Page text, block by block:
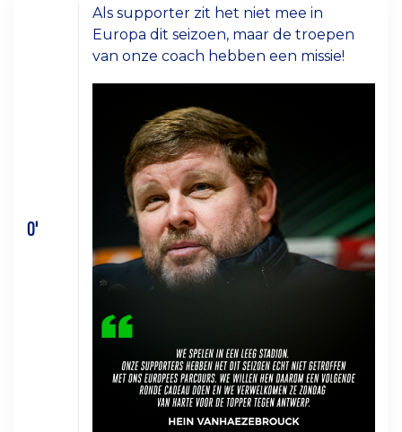
0'
Als supporter zit het niet mee in
Europa dit seizoen, maar de troepen
van onze coach hebben een missie!